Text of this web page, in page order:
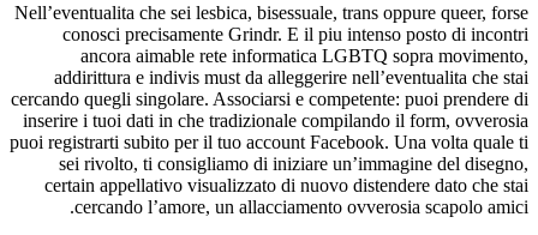
Nell’eventualita che sei lesbica, bisessuale, trans oppure queer, forse
conosci precisamente Grindr. E il piu intenso posto di incontri
ancora aimable rete informatica LGBTQ sopra movimento,
addirittura e indivis must da alleggerire nell’eventualita che stai
cercando quegli singolare. Associarsi e competente: puoi prendere di
inserire i tuoi dati in che tradizionale compilando il form, ovverosia
puoi registrarti subito per il tuo account Facebook. Una volta quale ti
sei rivolto, ti consigliamo di iniziare un’immagine del disegno,
certain appellativo visualizzato di nuovo distendere dato che stai
cercando l’amore, un allacciamento ovverosia scapolo amici.